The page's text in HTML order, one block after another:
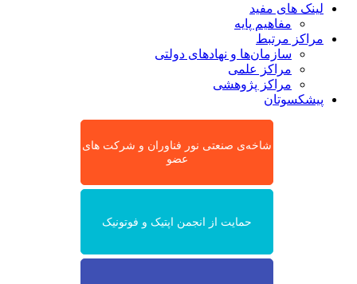
لینک های مفید
مفاهیم پایه
مراکز مرتبط
سازمان‌ها و نهادهای دولتی
مراکز علمی
مراکز پژوهشی
پیشکسوتان
شاخه‌ی صنعتی نور فناوران و شرکت های
عضو
حمایت از انجمن اپتیک و فوتونیک